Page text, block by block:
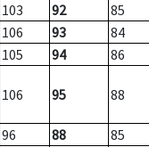
103 92
85
106 93
84
105 94 86
106 95 88
96 88
85